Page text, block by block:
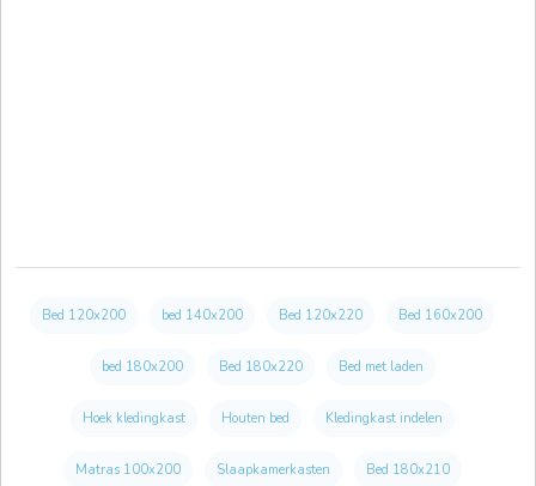
Bed 120x200 bed 140x200 Bed 120x220 Bed 160x200
bed 180x200 Bed 180x220 Bed met laden
Hoek kledingkast Houten bed Kledingkast indelen
Matras 100x200 Slaapkamerkasten Bed 180x210